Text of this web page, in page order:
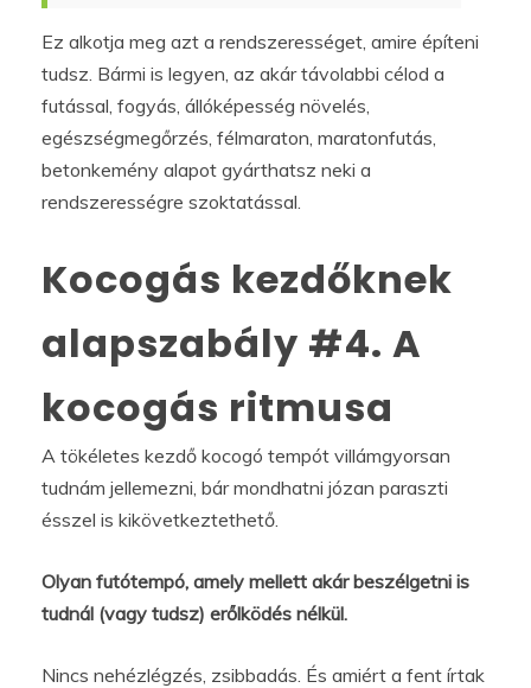
Ez alkotja meg azt a rendszerességet, amire építeni
tudsz. Bármi is legyen, az akár távolabbi célod a
futással, fogyás, állóképesség növelés,
egészségmegőrzés, félmaraton, maratonfutás,
betonkemény alapot gyárthatsz neki a
rendszerességre szoktatással.
Kocogás kezdőknek
alapszabály #4. A
kocogás ritmusa
A tökéletes kezdő kocogó tempót villámgyorsan
tudnám jellemezni, bár mondhatni józan paraszti
ésszel is kikövetkeztethető.
Olyan futótempó, amely mellett akár beszélgetni is
tudnál (vagy tudsz) erőlködés nélkül.
Nincs nehézlégzés, zsibbadás. És amiért a fent írtak